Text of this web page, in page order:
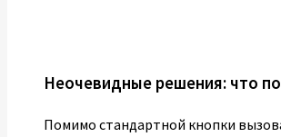
Неочевидные решения: что
Помимо стандартной кнопки